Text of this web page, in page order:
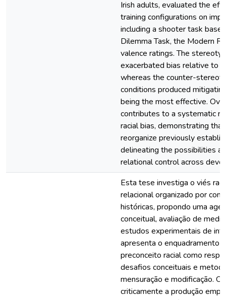
Irish adults, evaluated the
training configurations on
including a shooter task
Dilemma Task, the Modern
valence ratings. The
exacerbated bias relative to
whereas the counter-
conditions produced
being the most effective.
contributes to a systematic
racial bias, demonstrating
reorganize previously
delineating the possibilities
relational control across
Esta tese investiga o viés
relacional organizado por
históricas, propondo uma
conceitual, avaliação de
estudos experimentais de
apresenta o enquadramento
preconceito racial como
desafios conceituais e
mensuração e modificação.
criticamente a produção